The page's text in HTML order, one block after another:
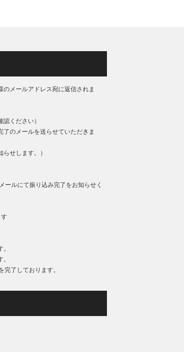
メールアドレス宛に返信されま
ください）
のメールを送らせていただきま
せします。）
ールにて振り込み完了をお知らせく
了しております。